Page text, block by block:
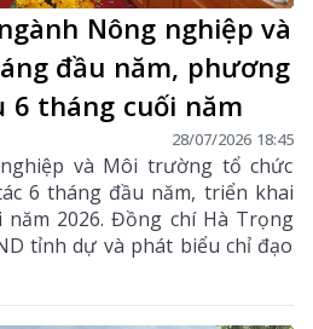
Nông nghiệp và
đầu năm, phương
6 tháng cuối năm
28/07/2026 18:45
và Môi trường tổ chức
6 tháng đầu năm, triển khai
2026. Đồng chí Hà Trọng
tỉnh dự và phát biểu chỉ đạo